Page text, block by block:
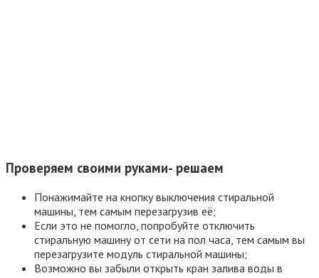
Проверяем своими руками- решаем
Понажимайте на кнопку выключения стиральной
машины, тем самым перезагрузив её;
Если это не помогло, попробуйте отключить
стиральную машину от сети на пол часа, тем самым вы
перезагрузите модуль стиральной машины;
Возможно вы забыли открыть кран залива воды в